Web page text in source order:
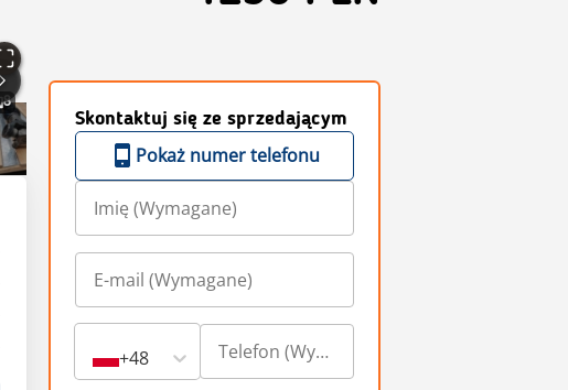
8
Skontaktuj się ze sprzedającym
Pokaż numer telefonu
+48